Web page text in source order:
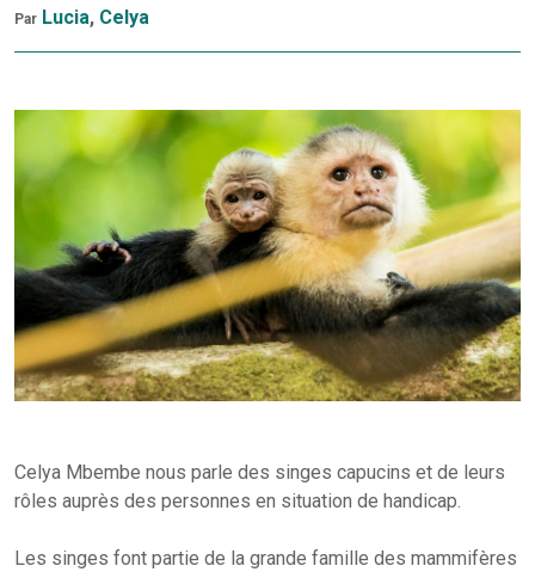
Par Lucia, Celya
Celya Mbembe nous parle des singes capucins et de leurs
rôles auprès des personnes en situation de handicap.
Les singes font partie de la grande famille des mammifères